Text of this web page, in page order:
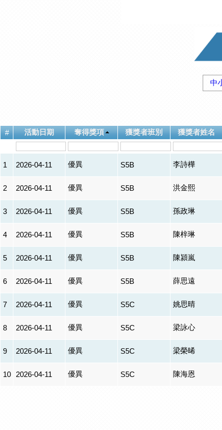
中
# 活動日期 奪得獎項 獲獎者班別 獲獎者姓名
1 2026-04-11 優異 S5B 李詩樺
2 2026-04-11 優異 S5B 洪金熙
3 2026-04-11 優異 S5B 孫政琳
4 2026-04-11 優異 S5B 陳梓琳
5 2026-04-11 優異 S5B 陳潁嵐
6 2026-04-11 優異 S5B 薛思遠
7 2026-04-11 優異 S5C 姚思晴
8 2026-04-11 優異 S5C 梁詠心
9 2026-04-11 優異 S5C 梁榮晞
10 2026-04-11 優異 S5C 陳海恩